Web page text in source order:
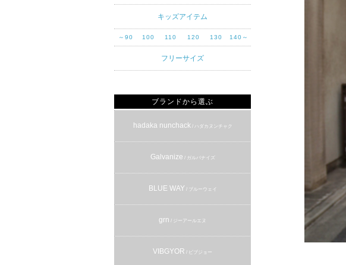
キッズアイテム
～90 100 110 120 130 140～
フリーサイズ
ブランドから選ぶ
hadaka nunchack/ ハダカヌンチャク
Galvanize / ガルバナイズ
BLUE WAY / ブルーウェイ
grn / ジーアールエヌ
VIBGYOR / ビブジョー